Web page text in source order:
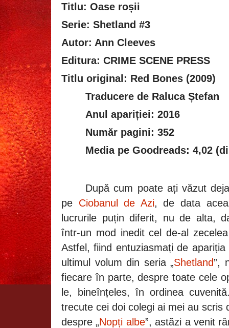
Titlu: Oase roșii
Serie: Shetland #3
Autor: Ann Cleeves
Editura: CRIME SCENE PRESS
Titlu original: Red Bones (2009)
Traducere de Raluca Ștefan
Anul apariției: 2016
Număr pagini: 352
Media pe Goodreads: 4,02
După cum poate ați văzut
pe Ciobanul de Azi, de data
lucrurile puțin diferit, nu de alta,
într-un mod inedit cel de-al
Astfel, fiind entuziasmați de apariția
ultimul volum din seria „Shetland”,
fiecare în parte, despre toate cele
le, bineînțeles, în ordinea
trecute cei doi colegi ai mei au scris
despre „Nopți albe”, astăzi a venit